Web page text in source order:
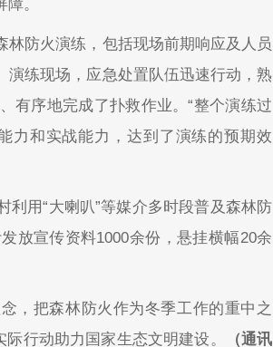
。
防火演练，包括现场前期响应及人员
练现场，应急处置队伍迅速行动，熟
有序地完成了扑救作业。“整个演练过
力和实战能力，达到了演练的预期效
用“大喇叭”等媒介多时段普及森林防
放宣传资料1000余份，悬挂横幅20余
，把森林防火作为冬季工作的重中之
行动助力国家生态文明建设。
（通讯